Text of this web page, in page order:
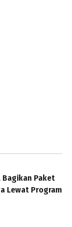
Bagikan Paket
Lewat Program